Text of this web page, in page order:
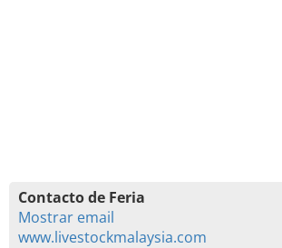
Contacto de Feria
Mostrar email
www.livestockmalaysia.com